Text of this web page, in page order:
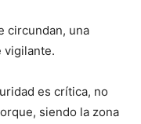
circundan, una
vigilante.
es crítica, no
siendo la zona